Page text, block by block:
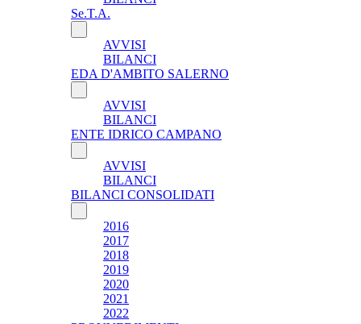
Se.T.A.
AVVISI
BILANCI
EDA D'AMBITO SALERNO
AVVISI
BILANCI
ENTE IDRICO CAMPANO
AVVISI
BILANCI
BILANCI CONSOLIDATI
2016
2017
2018
2019
2020
2021
2022